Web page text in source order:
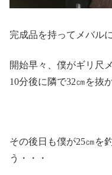
完成品を持ってメバル
開始早々、僕がギリ尺
10分後に隣で32㎝を抜
その後日も僕が25㎝を
う・・・